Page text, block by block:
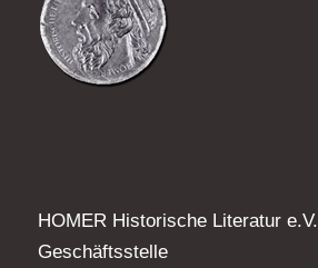
HOMER Historische Literatur e.V.
Geschäftsstelle